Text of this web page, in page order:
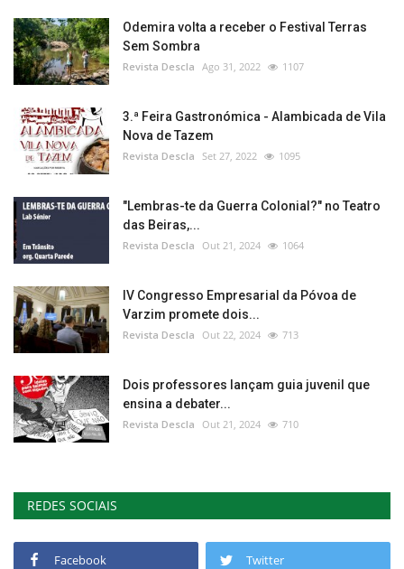
Odemira volta a receber o Festival Terras
Sem Sombra
Revista Descla Ago 31, 2022 1107
3.ª Feira Gastronómica - Alambicada de Vila
Nova de Tazem
Revista Descla Set 27, 2022 1095
"Lembras-te da Guerra Colonial?" no Teatro
das Beiras,...
Revista Descla Out 21, 2024 1064
IV Congresso Empresarial da Póvoa de
Varzim promete dois...
Revista Descla Out 22, 2024 713
Dois professores lançam guia juvenil que
ensina a debater...
Revista Descla Out 21, 2024 710
REDES SOCIAIS
Facebook Twitter